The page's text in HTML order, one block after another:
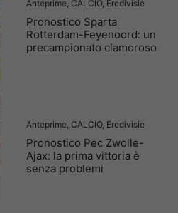
Anteprime CALCIO, Eredivisie
Pronostico Sparta
Rotterdam-Feyenoord: un
precampionato clamoroso
Anteprime CALCIO, Eredivisie
Pronostico Pec Zwolle-
Ajax: la prima vittoria è
senza problemi